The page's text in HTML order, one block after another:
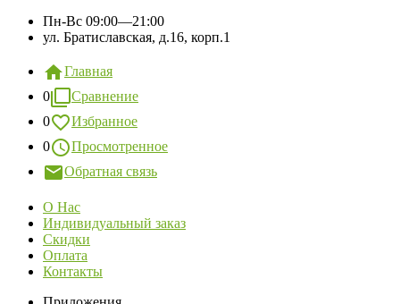
Пн-Вс 09:00—21:00
ул. Братиславская, д.16, корп.1
Главная
0
Сравнение
0
Избранное
0
Просмотренное
Обратная связь
О Нас
Индивидуальный заказ
Скидки
Оплата
Контакты